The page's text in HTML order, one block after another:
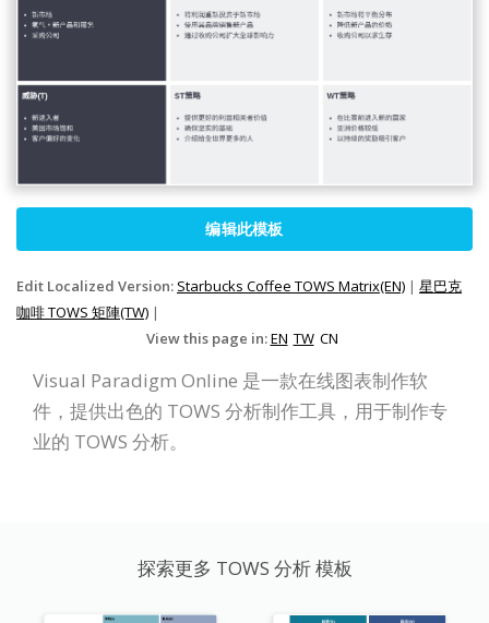
编辑此模板
Edit Localized Version: Starbucks Coffee TOWS Matrix(EN) | 星巴克
咖啡 TOWS 矩陣(TW) |
View this page in:EN TW CN
Visual Paradigm Online 是一款在线图表制作软
件，提供出色的 TOWS 分析制作工具，用于制作专
业的 TOWS 分析。
探索更多 TOWS 分析 模板